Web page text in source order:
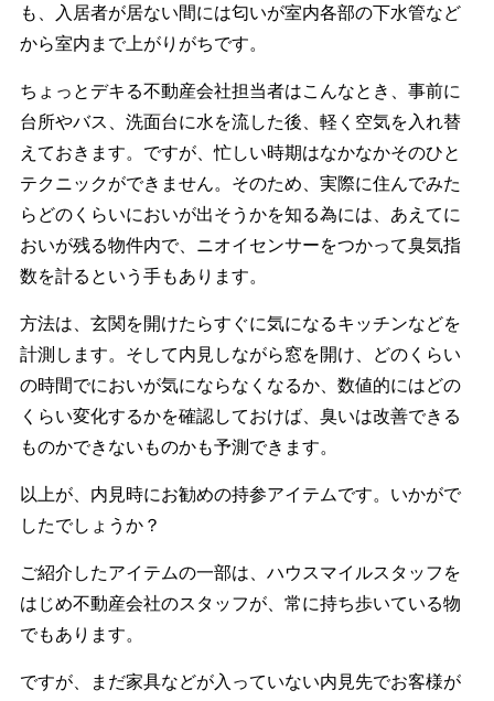
も、入居者が居ない間には匂いが室内各部の下水管など
から室内まで上がりがちです。
ちょっとデキる不動産会社担当者はこんなとき、事前に
台所やバス、洗面台に水を流した後、軽く空気を入れ替
えておきます。ですが、忙しい時期はなかなかそのひと
テクニックができません。そのため、実際に住んでみた
らどのくらいにおいが出そうかを知る為には、あえてに
おいが残る物件内で、ニオイセンサーをつかって臭気指
数を計るという手もあります。
方法は、玄関を開けたらすぐに気になるキッチンなどを
計測します。そして内見しながら窓を開け、どのくらい
の時間でにおいが気にならなくなるか、数値的にはどの
くらい変化するかを確認しておけば、臭いは改善できる
ものかできないものかも予測できます。
以上が、内見時にお勧めの持参アイテムです。いかがで
したでしょうか？
ご紹介したアイテムの一部は、ハウスマイルスタッフを
はじめ不動産会社のスタッフが、常に持ち歩いている物
でもあります。
ですが、まだ家具などが入っていない内見先でお客様が